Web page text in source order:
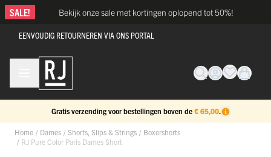
Ga naar de inhoud
SALE! Bekijk onze sale met kortingen oplopend tot 50%!
EENVOUDIG RETOURNEREN VIA ONS PORTAL
Gratis verzending voor bestellingen boven de € 65,00.
Home / Dames / Shorts, Slips & Strings / Boxershorts
/ RJ Pure Color Paris Dames Short